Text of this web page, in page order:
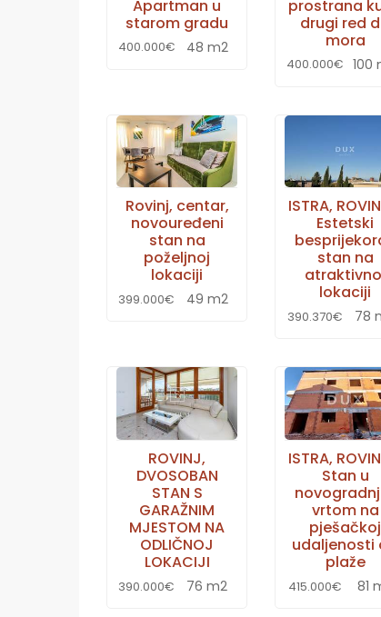
Apartman u
starom gradu
400.000€ 48 m2
prostrana
drugi red
mora
400.000€ 100
Rovinj, centar,
novouređeni
stan na
poželjnoj
lokaciji
399.000€ 49 m2
ISTRA,
Estetski
stan na
lokaciji
390.370€ 78
ROVINJ,
DVOSOBAN
STAN S
GARAŽNIM
MJESTOM NA
ODLIČNOJ
LOKACIJI
390.000€ 76 m2
ISTRA,
Stan u
vrtom na
pješačkoj
udaljenosti
plaže
415.000€ 81